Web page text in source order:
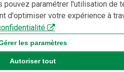
pouvez paramétrer l'utilisation de
d'optimiser votre expérience à
les paramètres
Autoriser tout